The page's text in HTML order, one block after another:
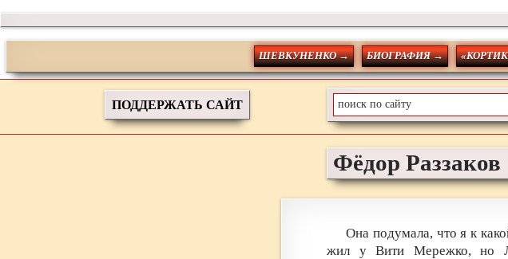
ШЕВКУНЕНКО → БИОГРАФИЯ →
ПОДДЕРЖАТЬ САЙТ
Фёдор Раззаков
Она подумала, что я к
жил у Вити Мережко, но